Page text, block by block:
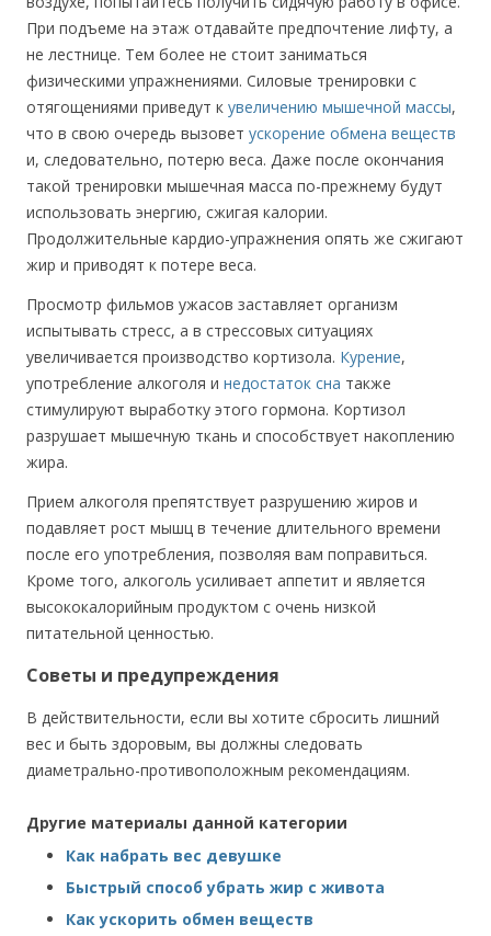
При подъеме на этаж отдавайте предпочтение лифту, а
не лестнице. Тем более не стоит заниматься
физическими упражнениями. Силовые тренировки с
отягощениями приведут к увеличению мышечной массы,
что в свою очередь вызовет ускорение обмена веществ
и, следовательно, потерю веса. Даже после окончания
такой тренировки мышечная масса по-прежнему будут
использовать энергию, сжигая калории.
Продолжительные кардио-упражнения опять же сжигают
жир и приводят к потере веса.
Просмотр фильмов ужасов заставляет организм
испытывать стресс, а в стрессовых ситуациях
увеличивается производство кортизола. Курение,
употребление алкоголя и недостаток сна также
стимулируют выработку этого гормона. Кортизол
разрушает мышечную ткань и способствует накоплению
жира.
Прием алкоголя препятствует разрушению жиров и
подавляет рост мышц в течение длительного времени
после его употребления, позволяя вам поправиться.
Кроме того, алкоголь усиливает аппетит и является
высококалорийным продуктом с очень низкой
питательной ценностью.
Советы и предупреждения
В действительности, если вы хотите сбросить лишний
вес и быть здоровым, вы должны следовать
диаметрально-противоположным рекомендациям.
Другие материалы данной категории
Как набрать вес девушке
Быстрый способ убрать жир с живота
Как ускорить обмен веществ